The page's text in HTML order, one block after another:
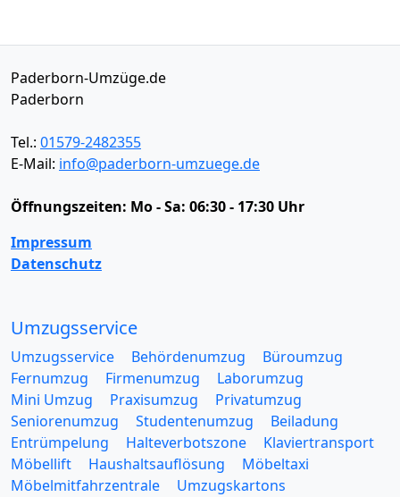
Paderborn-Umzüge.de
Paderborn
Tel.: 01579-2482355
E-Mail: info@paderborn-umzuege.de
Öffnungszeiten: Mo - Sa: 06:30 - 17:30 Uhr
Impressum
Datenschutz
Umzugsservice
Umzugsservice Behördenumzug
Büroumzug
Fernumzug
Firmenumzug
Laborumzug
Mini Umzug
Praxisumzug
Privatumzug
Seniorenumzug
Studentenumzug
Beiladung
Entrümpelung
Halteverbotszone
Klaviertransport
Möbellift
Haushaltsauflösung
Möbeltaxi
Möbelmitfahrzentrale
Umzugskartons